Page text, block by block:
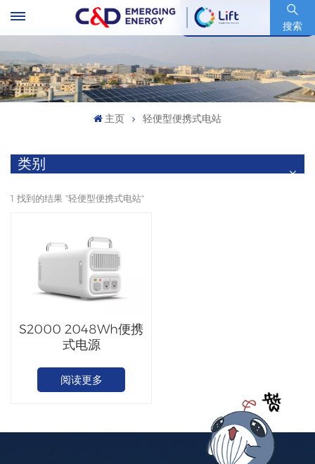
搜索
股票代码 : 600153.SH
主页 轻便型便携式电站
类别
1 找到的结果 "轻便型便携式电站"
S2000 2048Wh便携
式电源
阅读更多